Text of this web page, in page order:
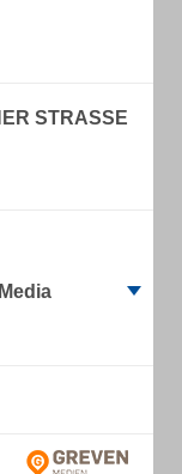
STRASSE